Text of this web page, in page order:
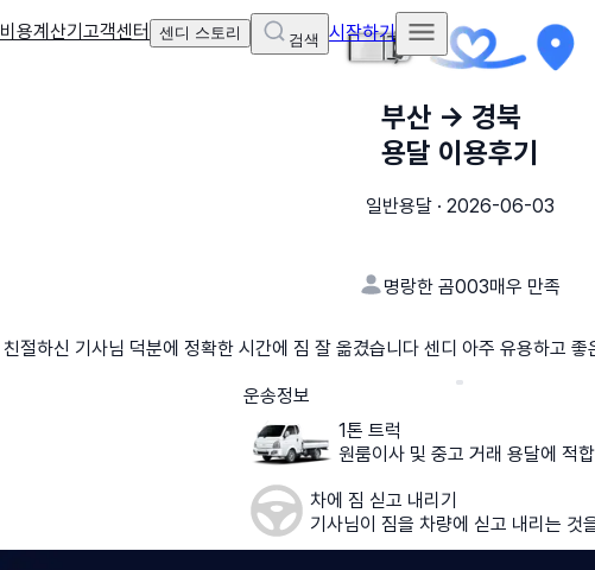
비용계산기고객센터 센디 스토리 검색 시작하기
부산 → 경북
용달 이용후기
일반용달· 2026-06-03
명랑한 곰003매우 만족
친절하신 기사님 덕분에 정확한 시간에 짐 잘 옮겼습니다 센디 아주 유용하고
운송정보
1톤 트럭
원룸이사 및 중고 거래 용달에 적
차에 짐 싣고 내리기
기사님이 짐을 차량에 싣고 내리는 것